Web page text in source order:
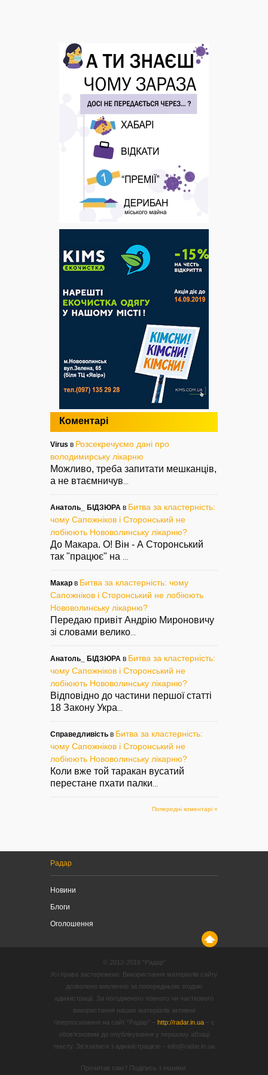
Коментарі
Virus в Розсекречуємо дані про
володимирську лікарню
Можливо, треба запитати мешканців,
а не втаємничув
Анатоль_ БІДЗЮРА в Битва за кластерність:
чому Сапожніков і Сторонський не
лобіюють Нововолинську лікарню?
До Макара. О! Він - А Сторонський
так "працює" на
Макар в Битва за кластерність: чому
Сапожніков і Сторонський не лобіюють
Нововолинську лікарню?
Передаю привіт Андрію Мироновичу
зі словами велико
Анатоль_ БІДЗЮРА в Битва за кластерність:
чому Сапожніков і Сторонський не
лобіюють Нововолинську лікарню?
Відповідно до частини першої статті
18 Закону Укра
Справедливість в Битва за кластерність:
чому Сапожніков і Сторонський не
лобіюють Нововолинську лікарню?
Коли вже той таракан вусатий
перестане пхати палки
Попередні коментарі »
Радар
Новини
Блоги
Оголошення
© 2012-2016 “Радар”
Усі права застережено. Використання матеріалів сайту
дозволено виключно за попередньою згодою
адміністрації. За погодженого повного чи часткового
використання наших матеріалів активне
гіперпосилання на сайт “Радар” – http://radar.in.ua– є
обов’язковим до опублікування у першому абзаці
тексту. Зв’язатися з адміністрацією – info@radar.in.ua
Прочитав сам? Поділись з іншими: